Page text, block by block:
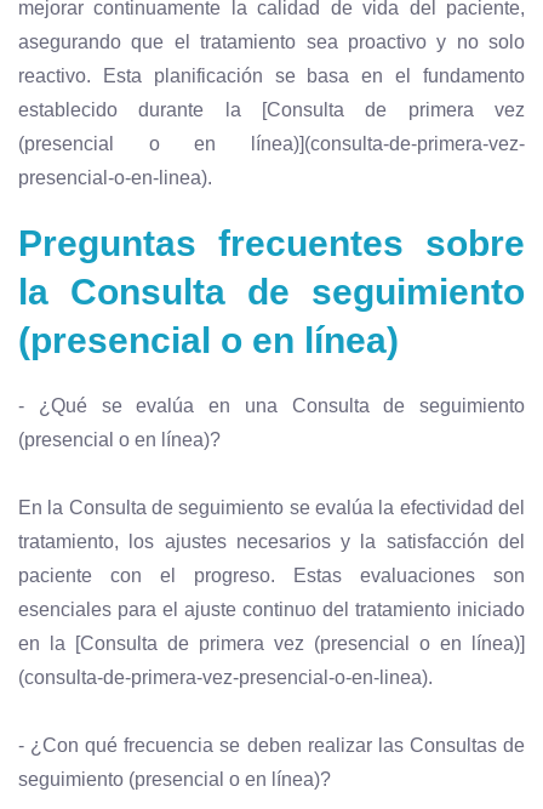
mejorar continuamente la calidad de vida del paciente,
asegurando que el tratamiento sea proactivo y no solo
reactivo. Esta planificación se basa en el fundamento
establecido durante la [Consulta de primera vez
(presencial o en línea)](consulta-de-primera-vez-
presencial-o-en-linea).
Preguntas frecuentes sobre
la Consulta de seguimiento
(presencial o en línea)
- ¿Qué se evalúa en una Consulta de seguimiento
(presencial o en línea)?
En la Consulta de seguimiento se evalúa la efectividad del
tratamiento, los ajustes necesarios y la satisfacción del
paciente con el progreso. Estas evaluaciones son
esenciales para el ajuste continuo del tratamiento iniciado
en la [Consulta de primera vez (presencial o en línea)]
(consulta-de-primera-vez-presencial-o-en-linea).
- ¿Con qué frecuencia se deben realizar las Consultas de
seguimiento (presencial o en línea)?